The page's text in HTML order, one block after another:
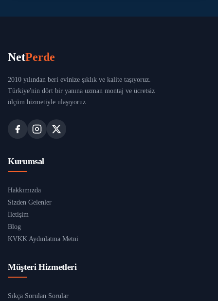
NetPerde
2010 yılından beri evinize şıklık ve kalite taşıyoruz.
Türkiye'nin dört bir yanına uzman montaj ve ücretsiz
ölçüm hizmetiyle ulaşıyoruz.
Kurumsal
Hakkımızda
Sizden Gelenler
İletişim
Blog
KVKK Aydınlatma Metni
Müşteri Hizmetleri
Sıkça Sorulan Sorular